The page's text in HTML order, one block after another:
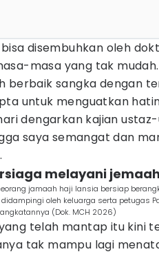
disembuhkan oleh
masa yang tak
berbaik sangka dengan
untuk menguatkan
dengarkan kajian
saya semangat dan
melayani
jamaah haji lansia bersiap
oleh keluarga serta petugas
(Dok. MCH 2026)
telah mantap itu kini
tak mampu lagi